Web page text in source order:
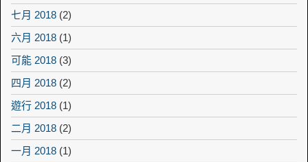
七月 2018 (2)
六月 2018 (1)
可能 2018 (3)
四月 2018 (2)
遊行 2018 (1)
二月 2018 (2)
一月 2018 (1)